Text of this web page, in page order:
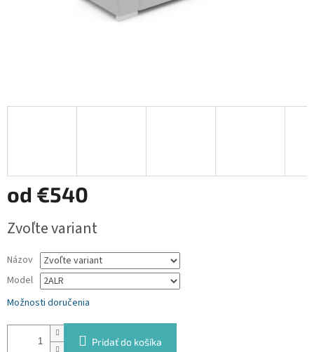
od €540
cena:
Zvoľte variant
Názov
Model
Možnosti doručenia
Pridať do košíka